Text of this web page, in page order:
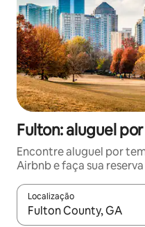
Fulton: aluguel
Encontre aluguel por
Airbnb e faça sua reserva
Localização
Quando os resultados